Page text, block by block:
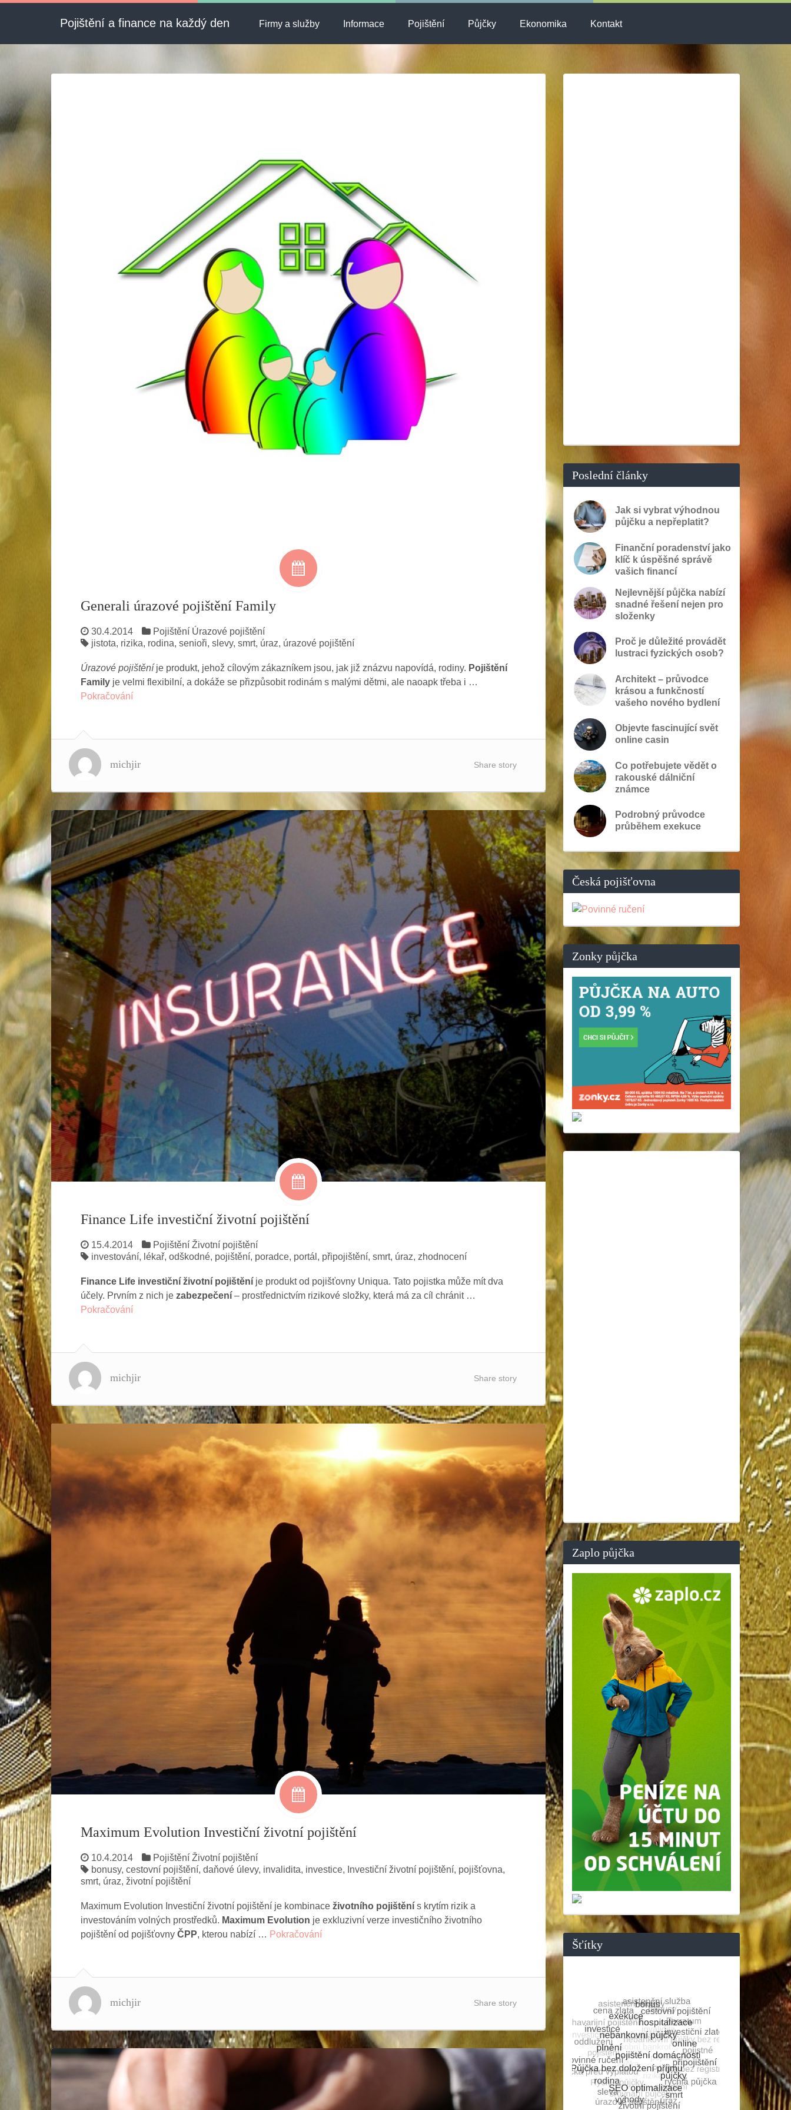
Pojištění a finance na každý den Firmy a služby Informace Pojištění Půjčky Ekonomika Kontakt
Generali úrazové pojištění Family
30.4.2014 Pojištění Úrazové pojištění
jistota, rizika, rodina, senioři, slevy, smrt, úraz, úrazové pojištění
Úrazové pojištěníje produkt, jehož cílovým zákazníkem jsou, jak již znázvu napovídá, rodiny. Pojištění
Family je velmi flexibilní, a dokáže se přizpůsobit rodinám s malými dětmi, ale naoapk třeba i …
Pokračování
michjir Share story
Finance Life investiční životní pojištění
15.4.2014 Pojištění Životní pojištění
investování, lékař, odškodné, pojištění, poradce, portál , připojištění, smrt, úraz, zhodnocení
Finance Life investiční životní pojištění je produkt od pojišťovny Uniqua. Tato pojistka může mít dva
účely. Prvním z nich je zabezpečení – prostřednictvím rizikové složky, která má za cíl chránit …
Pokračování
michjir Share story
Maximum Evolution Investiční životní pojištění
10.4.2014 Pojištění Životní pojištění
bonusy, cestovní pojištění, daňové úlevy, invalidita, investice, Investiční životní pojištění, pojišťovna,
smrt, úraz, životní pojištění
Maximum Evolution Investiční životní pojištění je kombinace životního pojištění s krytím rizik a
investováním volných prostředků. Maximum Evolution je exkluzivní verze investičního životního
pojištění od pojišťovny ČPP, kterou nabízí … Pokračování
michjir Share story
Poslední články
Jak si vybrat výhodnou
půjčku a nepřeplatit?
Finanční poradenství jako
klíč k úspěšné správě
vašich financí
Nejlevnější půjčka nabízí
snadné řešení nejen pro
složenky
Proč je důležité provádět
lustraci fyzických osob?
Architekt – průvodce
krásou a funkčností
vašeho nového bydlení
Objevte fascinující svět
online casin
Co potřebujete vědět o
rakouské dálniční
známce
Podrobný průvodce
průběhem exekuce
Česká pojišťovna
Zonky půjčka
Zaplo půjčka
Šťítky